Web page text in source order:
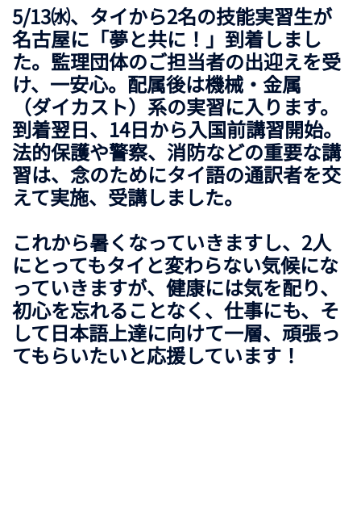
5/13㈬、タイから2名の技能実習生が
名古屋に「夢と共に！」到着しまし
た。監理団体のご担当者の出迎えを受
け、一安心。配属後は機械・金属
（ダイカスト）系の実習に入ります。
到着翌日、 14日から入国前講習開始。
法的保護や警察、消防などの重要な講
習は、念のためにタイ語の通訳者を交
えて実施、受講しました。
これから暑くなっていきますし、2人
にとってもタイと変わらない気候にな
っていきますが、健康には気を配り、
初心を忘れることなく、仕事にも、そ
して日本語上達に向けて一層、頑張っ
てもらいたいと応援しています！